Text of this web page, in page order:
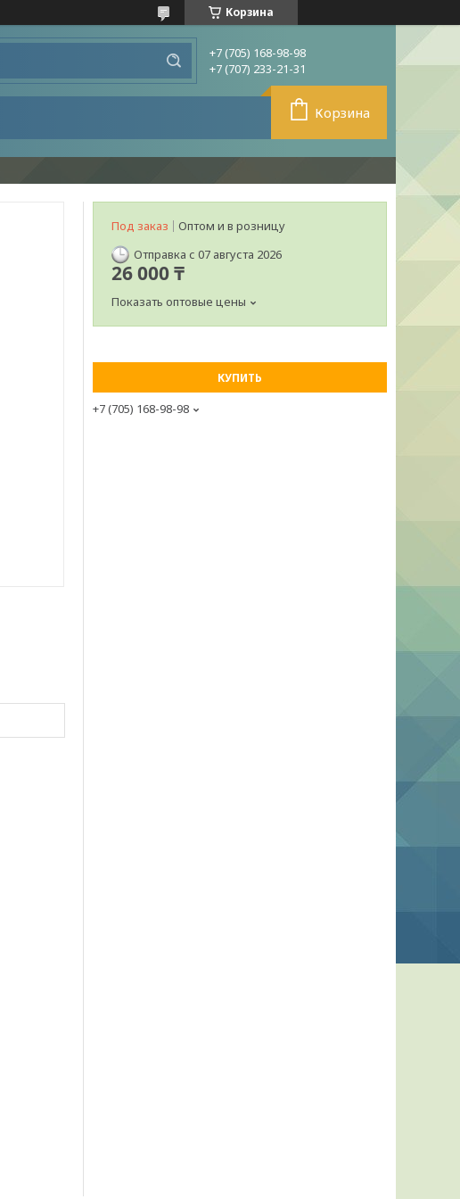
Корзина
+7 (705) 168-98-98
+7 (707) 233-21-31
Корзина
Под заказ
Оптом и в розницу
Отправка с 07 августа 2026
26 000 ₸
Показать оптовые цены
КУПИТЬ
+7 (705) 168-98-98